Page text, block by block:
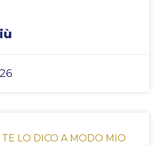
TE LO DICO A MODO MIO